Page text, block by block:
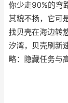
你少走90%的弯
其貌不扬，它可
找贝壳在海边转
汐湾，贝壳刷新
略：隐藏任务与